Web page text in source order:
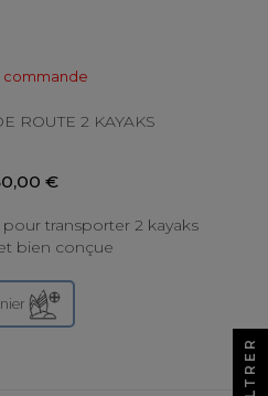
commande
ROUTE 2 KAYAKS
€
transporter 2 kayaks
bien conçue
FILTRER